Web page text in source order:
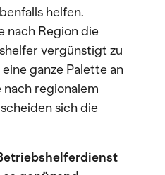
helfen.
nach Region die
vergünstigt zu
ganze Palette an
regionalem
sich die